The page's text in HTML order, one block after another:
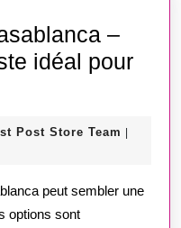
Cuisiner
avec
–
idéal pour
Post Store Team Guest
|
peut sembler une
options sont